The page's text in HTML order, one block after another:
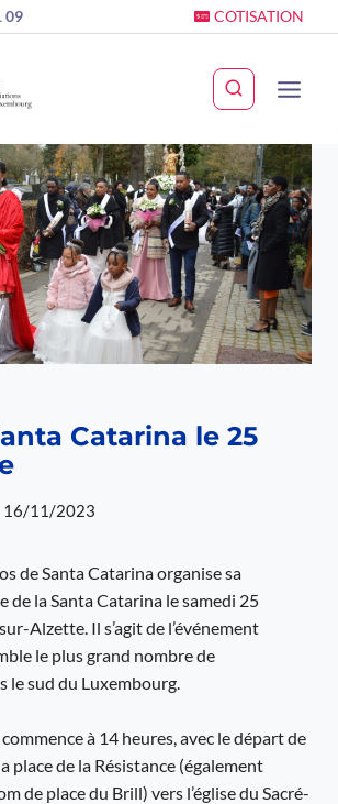
09 COTISATION
Catarina le 25
16/11/2023
de Santa Catarina organise sa
la Santa Catarina le samedi 25
Alzette. Il s’agit de l’événement
le plus grand nombre de
le sud du Luxembourg.
à 14 heures, avec le départ de
place de la Résistance (également
de place du Brill) vers l’église du Sacré-